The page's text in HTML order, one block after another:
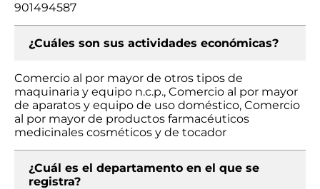
901494587
¿Cuáles son sus actividades económicas?
Comercio al por mayor de otros tipos de
maquinaria y equipo n.c.p., Comercio al por mayor
de aparatos y equipo de uso doméstico, Comercio
al por mayor de productos farmacéuticos
medicinales cosméticos y de tocador
¿Cuál es el departamento en el que se
registra?